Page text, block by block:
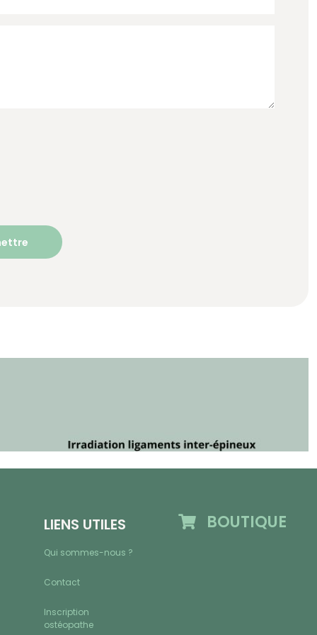
LIENS UTILES
Qui sommes-nous ?
Contact
Inscription
ostéopathe
BOUTIQUE